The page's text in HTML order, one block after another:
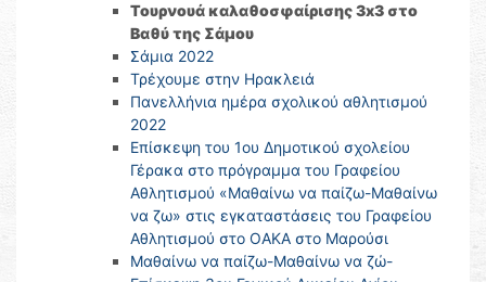
Τουρνουά καλαθοσφαίρισης 3x3 στο
Βαθύ της Σάμου
Σάμια 2022
Τρέχουμε στην Ηρακλειά
Πανελλήνια ημέρα σχολικού αθλητισμού
2022
Επίσκεψη του 1ου Δημοτικού σχολείου
Γέρακα στο πρόγραμμα του Γραφείου
Αθλητισμού «Μαθαίνω να παίζω-Μαθαίνω
να ζω» στις εγκαταστάσεις του Γραφείου
Αθλητισμού στο ΟΑΚΑ στο Μαρούσι
Μαθαίνω να παίζω-Μαθαίνω να ζώ-